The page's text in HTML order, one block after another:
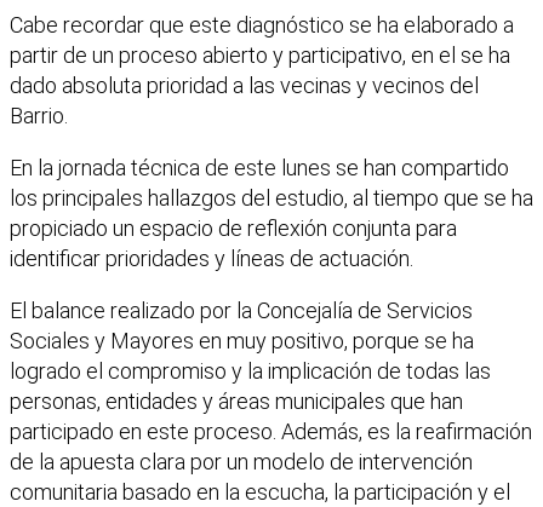
Cabe recordar que este diagnóstico se ha elaborado a
partir de un proceso abierto y participativo, en el se ha
dado absoluta prioridad a las vecinas y vecinos del
Barrio.
En la jornada técnica de este lunes se han compartido
los principales hallazgos del estudio, al tiempo que se ha
propiciado un espacio de reflexión conjunta para
identificar prioridades y líneas de actuación.
El balance realizado por la Concejalía de Servicios
Sociales y Mayores en muy positivo, porque se ha
logrado el compromiso y la implicación de todas las
personas, entidades y áreas municipales que han
participado en este proceso. Además, es la reafirmación
de la apuesta clara por un modelo de intervención
comunitaria basado en la escucha, la participación y el